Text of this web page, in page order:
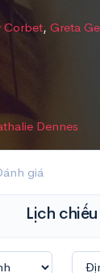
Corbet, Greta
Dennes
giá
Lịch chiếu